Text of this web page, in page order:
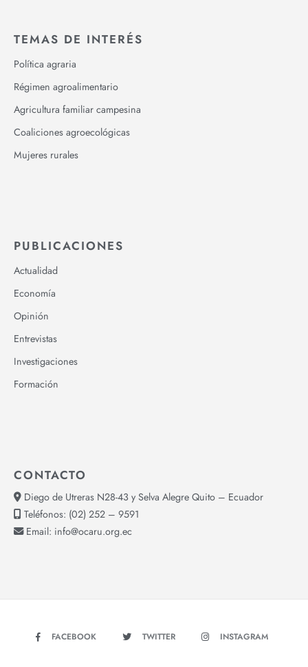
TEMAS DE INTERÉS
Política agraria
Régimen agroalimentario
Agricultura familiar campesina
Coaliciones agroecológicas
Mujeres rurales
PUBLICACIONES
Actualidad
Economía
Opinión
Entrevistas
Investigaciones
Formación
CONTACTO
Diego de Utreras N28-43 y Selva Alegre Quito – Ecuador
Teléfonos: (02) 252 – 9591
Email: info@ocaru.org.ec
FACEBOOK TWITTER INSTAGRAM